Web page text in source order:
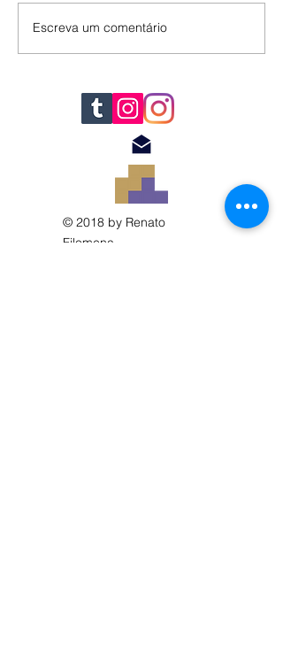
Escreva um comentário
© 2018 by Renato
Filomena